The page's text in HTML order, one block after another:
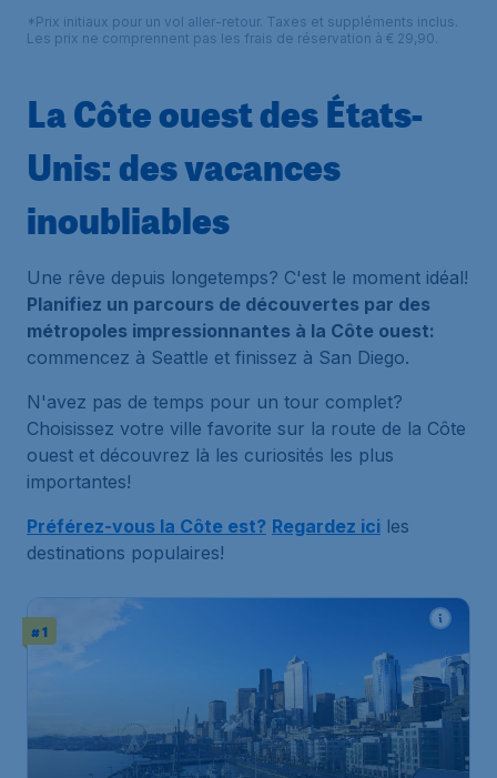
*Prix initiaux pour un vol aller-retour. Taxes et suppléments inclus.
Les prix ne comprennent pas les frais de réservation à € 29,90.
La Côte ouest des États-
Unis: des vacances
inoubliables
Une rêve depuis longetemps? C'est le moment idéal!
Planifiez un parcours de découvertes par des
métropoles impressionnantes à la Côte ouest:
commencez à Seattle et finissez à San Diego.
N'avez pas de temps pour un tour complet?
Choisissez votre ville favorite sur la route de la Côte
ouest et découvrez là les curiosités les plus
importantes!
Préférez-vous la Côte est? Regardez ici les
destinations populaires!
# 1